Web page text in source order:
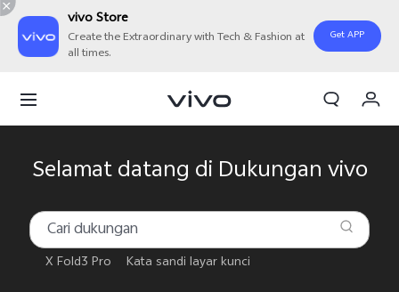
vivo Store
Create the Extraordinary with Tech & Fashion at
all times.
Get APP
Selamat datang di Dukungan vivo
X Fold3 Pro Kata sandi layar kunci